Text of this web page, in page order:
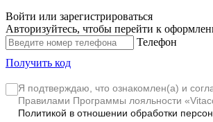
Войти или зарегистрироваться
Авторизуйтесь, чтобы перейти к
Телефон
Получить код
Я подтверждаю, что ознакомлен(а) и
Правилами Программы лояльности
Политикой в отношении обработки